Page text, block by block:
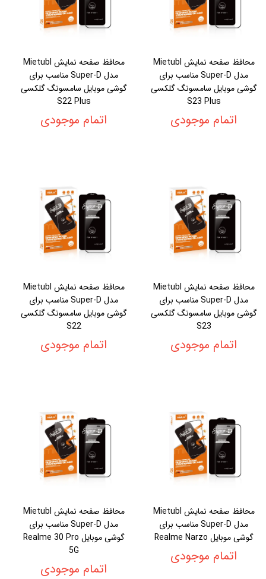
محافظ صفحه نمایش Mietubl
مدل Super-D مناسب برای
گوشی موبایل سامسونگ گلکسی
S23 Plus
اتمام موجودی
محافظ صفحه نمایش Mietubl
مدل Super-D مناسب برای
گوشی موبایل سامسونگ گلکسی
S22 Plus
اتمام موجودی
محافظ صفحه نمایش Mietubl
مدل Super-D مناسب برای
گوشی موبایل سامسونگ گلکسی
S23
اتمام موجودی
محافظ صفحه نمایش Mietubl
مدل Super-D مناسب برای
گوشی موبایل سامسونگ گلکسی
S22
اتمام موجودی
محافظ صفحه نمایش Mietubl
مدل Super-D مناسب برای
گوشی موبایل Realme Narzo
اتمام موجودی
محافظ صفحه نمایش Mietubl
مدل Super-D مناسب برای
گوشی موبایل Realme 30 Pro
5G
اتمام موجودی